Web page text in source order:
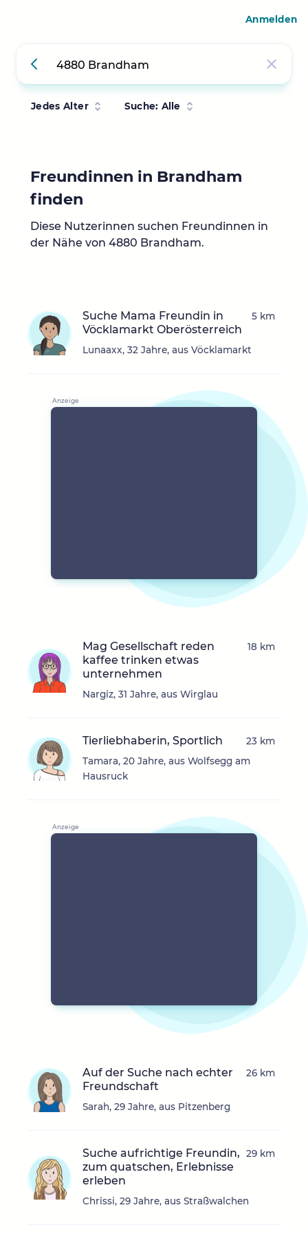
Jedes Alter Suche: Alle
Freundinnen in Brandham
finden
Diese Nutzerinnen suchen Freundinnen in
der Nähe von 4880 Brandham.
Suche Mama Freundin in
Vöcklamarkt Oberösterreich
Lunaaxx, 32 Jahre, aus Vöcklamarkt
5 km
Mag Gesellschaft reden
kaffee trinken etwas
unternehmen
Nargiz, 31 Jahre, aus Wirglau
18 km
Tierliebhaberin, Sportlich
Tamara, 20 Jahre, aus Wolfsegg am
Hausruck
23 km
Auf der Suche nach echter
Freundschaft
Sarah, 29 Jahre, aus Pitzenberg
26 km
Suche aufrichtige Freundin,
zum quatschen, Erlebnisse
erleben
Chrissi, 29 Jahre, aus Straßwalchen
29 km
Anmelden